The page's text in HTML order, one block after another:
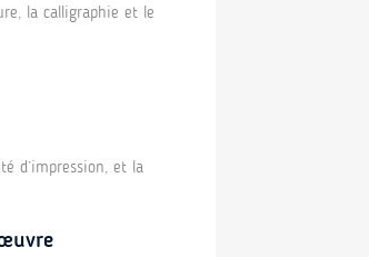
la calligraphie et le
d’impression, et la